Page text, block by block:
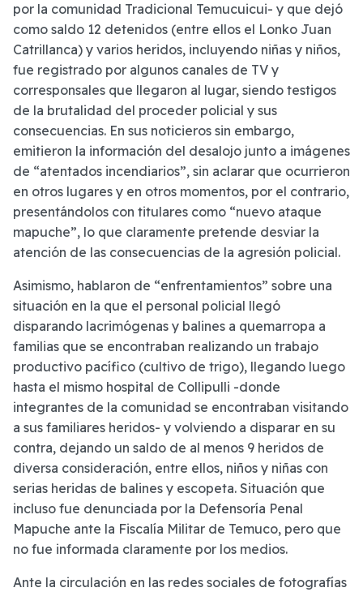
por la comunidad Tradicional Temucuicui- y que dejó
como saldo 12 detenidos (entre ellos el Lonko Juan
Catrillanca) y varios heridos, incluyendo niñas y niños,
fue registrado por algunos canales de TV y
corresponsales que llegaron al lugar, siendo testigos
de la brutalidad del proceder policial y sus
consecuencias. En sus noticieros sin embargo,
emitieron la información del desalojo junto a imágenes
de “atentados incendiarios”, sin aclarar que ocurrieron
en otros lugares y en otros momentos, por el contrario,
presentándolos con titulares como “nuevo ataque
mapuche”, lo que claramente pretende desviar la
atención de las consecuencias de la agresión policial.
Asimismo, hablaron de “enfrentamientos” sobre una
situación en la que el personal policial llegó
disparando lacrimógenas y balines a quemarropa a
familias que se encontraban realizando un trabajo
productivo pacífico (cultivo de trigo), llegando luego
hasta el mismo hospital de Collipulli -donde
integrantes de la comunidad se encontraban visitando
a sus familiares heridos- y volviendo a disparar en su
contra, dejando un saldo de al menos 9 heridos de
diversa consideración, entre ellos, niños y niñas con
serias heridas de balines y escopeta. Situación que
incluso fue denunciada por la Defensoría Penal
Mapuche ante la Fiscalía Militar de Temuco, pero que
no fue informada claramente por los medios.
Ante la circulación en las redes sociales de fotografías